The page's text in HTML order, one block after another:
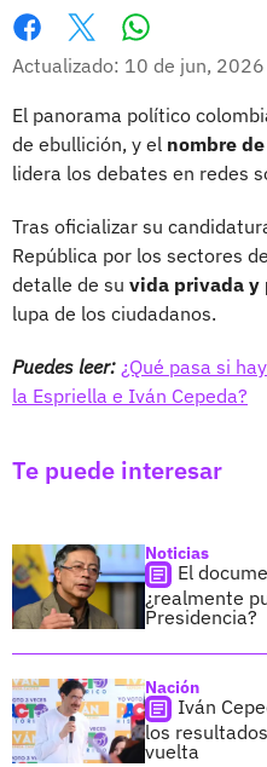
Facebook
X
Actualizado: 10 de jun, 2026
El panorama político
de ebullición, y el nombre
lidera los debates en redes
Tras oficializar su
República por los sectores
detalle de su vida privada y
lupa de los ciudadanos.
Puedes leer: ¿Qué pasa si
la Espriella e Iván Cepeda?
Te puede interesar
Noticias
El
¿realmente
Presidencia?
Nación
Iván
los
vuelta